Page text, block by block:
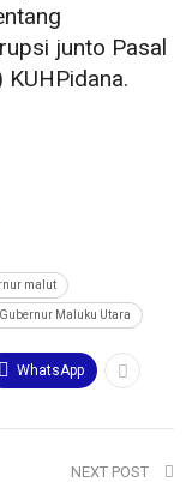
junto Pasal
malut
Maluku Utara
WhatsApp
NEXT POST